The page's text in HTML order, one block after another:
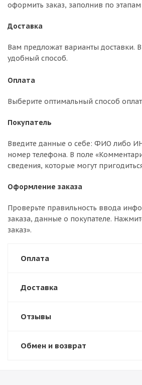
оформить заказ, заполнив по
Доставка
Вам предложат варианты доставки.
удобный способ.
Оплата
Выберите оптимальный способ
Покупатель
Введите данные о себе: ФИО либо
номер телефона. В поле
сведения, которые могут
Оформление заказа
Проверьте правильность ввода
заказа, данные о покупателе.
заказ».
Оплата
Доставка
Отзывы
Обмен и возврат